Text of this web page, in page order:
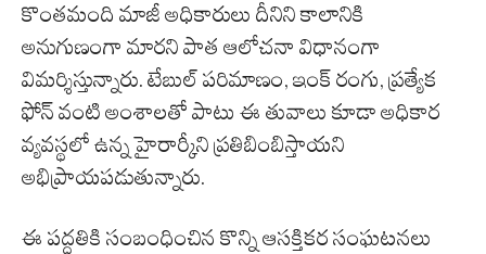
కొంతమంది మాజీ అధికారులు దీనిని కాలానికి
అనుగుణంగా మారని పాత ఆలోచనా విధానంగా
విమర్శిస్తున్నారు. టేబుల్ పరిమాణం, ఇంక్ రంగు, ప్రత్యేక
ఫోన్ వంటి అంశాలతో పాటు ఈ తువాలు కూడా అధికార
వ్యవస్థలో ఉన్న హైరార్కీని ప్రతిబింబిస్తాయని
అభిప్రాయపడుతున్నారు.
ఈ పద్ధతికి సంబంధించిన కొన్ని ఆసక్తికర సంఘటనలు